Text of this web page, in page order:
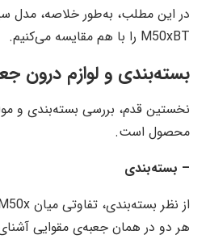
M50xBT را با هم مقایسه می‌کنیم.
بسته‌بندی و لوازم درون
نخستین قدم، بررسی بسته‌بندی و
محصول است.
– بسته‌بندی